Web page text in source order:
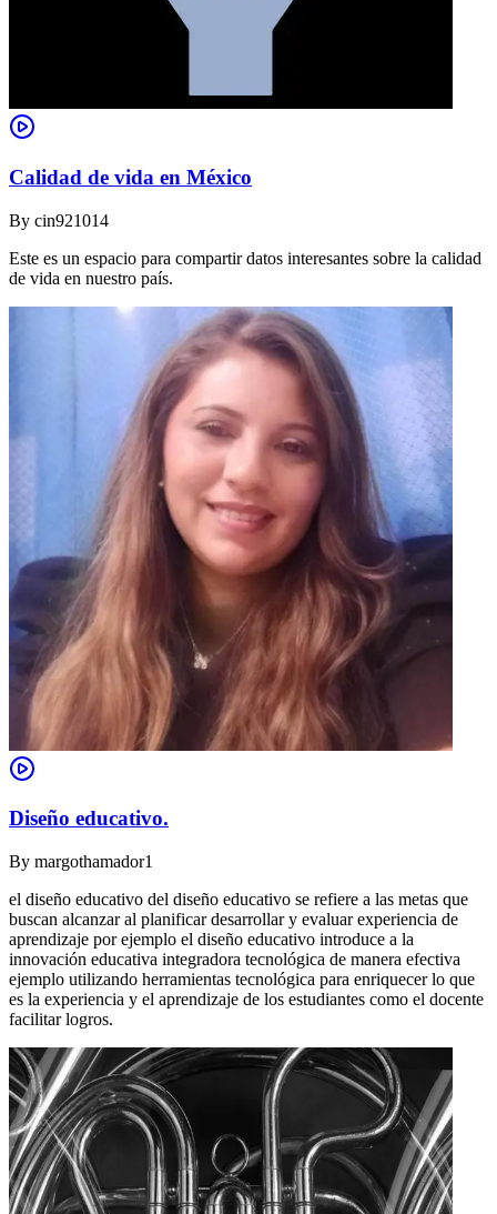
Calidad de vida en México
By cin921014
Este es un espacio para compartir datos interesantes sobre la calidad
de vida en nuestro país.
Diseño educativo.
By margothamador1
el diseño educativo del diseño educativo se refiere a las metas que
buscan alcanzar al planificar desarrollar y evaluar experiencia de
aprendizaje por ejemplo el diseño educativo introduce a la
innovación educativa integradora tecnológica de manera efectiva
ejemplo utilizando herramientas tecnológica para enriquecer lo que
es la experiencia y el aprendizaje de los estudiantes como el docente
facilitar logros.